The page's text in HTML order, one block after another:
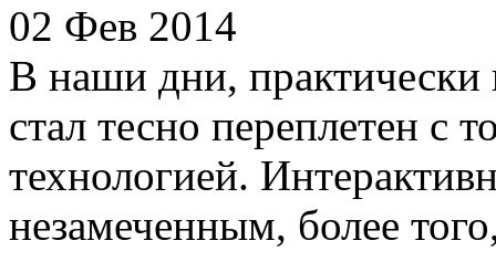
02 Фев 2014
В наши дни,
стал тесно переплетен с
технологией.
незамеченным, более